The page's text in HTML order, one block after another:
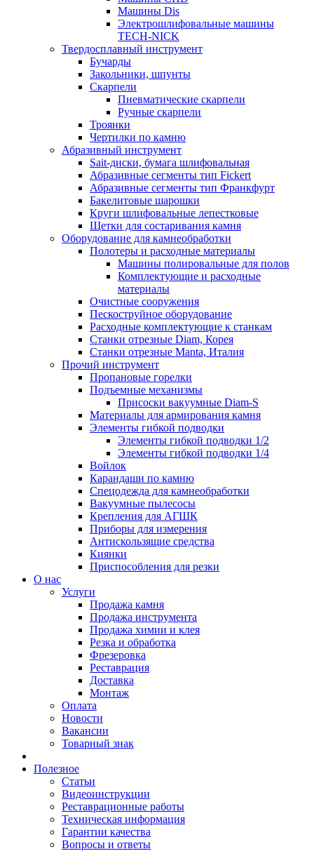
Машины Dis
Электрошлифовальные машины
TECH-NICK
Твердосплавный инструмент
Бучарды
Закольники, шпунты
Скарпели
Пневматические скарпели
Ручные скарпели
Троянки
Чертилки по камню
Абразивный инструмент
Sait-диски, бумага шлифовальная
Абразивные сегменты тип Fickert
Абразивные сегменты тип Франкфурт
Бакелитовые шарошки
Круги шлифовальные лепестковые
Щетки для состаривания камня
Оборудование для камнеобработки
Полотеры и расходные материалы
Машины полировальные для полов
Комплектующие и расходные
материалы
Очистные сооружения
Пескоструйное оборудование
Расходные комплектующие к станкам
Станки отрезные Diam, Корея
Станки отрезные Manta, Италия
Прочий инструмент
Пропановые горелки
Подъeмные механизмы
Присоски вакуумные Diam-S
Материалы для армирования камня
Элементы гибкой подводки
Элементы гибкой подводки 1/2
Элементы гибкой подводки 1/4
Войлок
Карандаши по камню
Спецодежда для камнеобработки
Вакуумные пылесосы
Крепления для АГШК
Приборы для измерения
Антискользящие средства
Киянки
Приспособления для резки
О нас
Услуги
Продажа камня
Продажа инструмента
Продажа химии и клея
Резка и обработка
Фрезеровка
Реставрация
Доставка
Монтаж
Оплата
Новости
Вакансии
Товарный знак
Полезное
Статьи
Видеоинструкции
Реставрационные работы
Техническая информация
Гарантии качества
Вопросы и ответы